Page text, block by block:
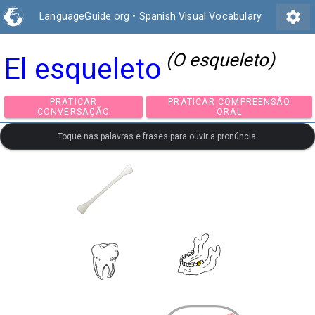
LanguageGuide.org • Spanish Visual Vocabulary settings
El esqueleto (O esqueleto)
PRATICAR
CONVERSAÇÃO
PRATICAR
ORAL
Toque nas palavras e frases para ouvir a pronúncia.